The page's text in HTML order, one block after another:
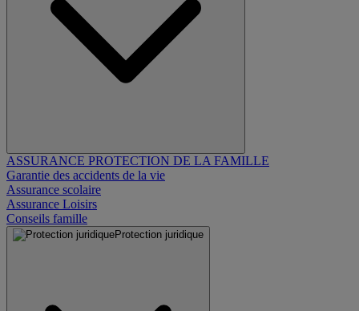
ASSURANCE PROTECTION DE LA FAMILLE
Garantie des accidents de la vie
Assurance scolaire
Assurance Loisirs
Conseils famille
Protection juridique